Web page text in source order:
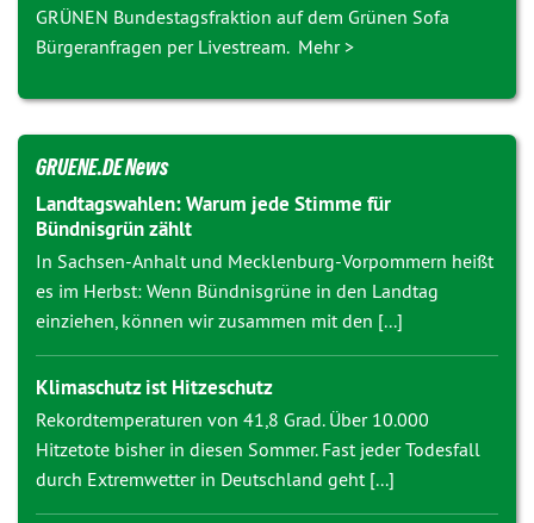
GRÜNEN Bundestagsfraktion auf dem Grünen Sofa
Bürgeranfragen per Livestream. Mehr >
GRUENE.DE News
Landtagswahlen: Warum jede Stimme für
Bündnisgrün zählt
In Sachsen-Anhalt und Mecklenburg-Vorpommern heißt
es im Herbst: Wenn Bündnisgrüne in den Landtag
einziehen, können wir zusammen mit den [...]
Klimaschutz ist Hitzeschutz
Rekordtemperaturen von 41,8 Grad. Über 10.000
Hitzetote bisher in diesen Sommer. Fast jeder Todesfall
durch Extremwetter in Deutschland geht [...]